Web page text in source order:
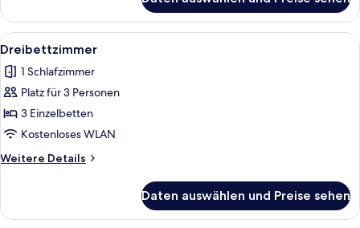
Alle
Fotos
für
Dreibettzimmer
anzeigen
Ein Zimmer mit zwei Einzelbetten,
14
Dreibettzimmer
1 Schlafzimmer
Platz für 3 Personen
3 Einzelbetten
Kostenloses WLAN
Weitere Details
Weitere
Daten auswählen und Preise sehen